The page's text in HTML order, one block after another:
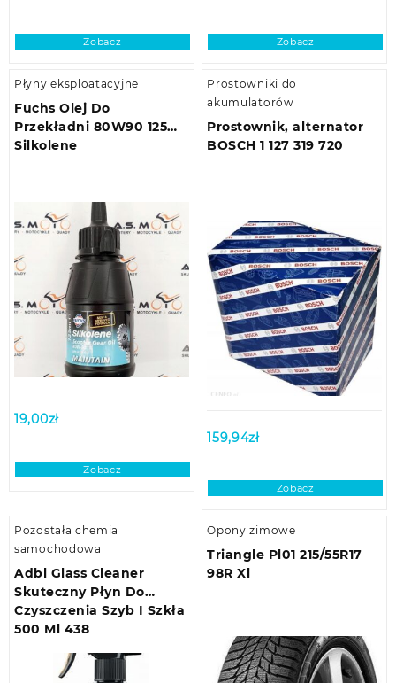
Zobacz Zobacz
Płyny eksploatacyjne
Fuchs Olej Do
Przekładni 80W90 125ml
Silkolene
19,00zł
Zobacz
Prostowniki do
akumulatorów
Prostownik, alternator
BOSCH 1 127 319 720
159,94zł
Zobacz
Pozostała chemia
samochodowa
Adbl Glass Cleaner
Skuteczny Płyn Do
Czyszczenia Szyb I Szkła
500 Ml 438
Opony zimowe
Triangle Pl01 215/55R17
98R Xl